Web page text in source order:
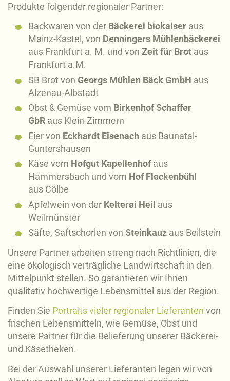
Produkte folgender regionaler Partner:
Backwaren von der Bäckerei biokaiser aus
Mainz-Kastel, von Denningers Mühlenbäckerei
aus Frankfurt a. M. und von Zeit für Brot aus
Frankfurt a.M.
SB Brot von Georgs Mühlen Bäck GmbH aus
Alzenau-Albstadt
Obst & Gemüse vom Birkenhof Schaffer
GbR aus Klein-Zimmern
Eier von Eckhardt Eisenach aus Baunatal-
Guntershausen
Käse vom Hofgut Kapellenhofaus
Hammersbach und vom Hof Fleckenbühl
aus Cölbe
Apfelwein von der Kelterei Heil aus
Weilmünster
Säfte, Saftschorlen von Steinkauz aus Beilstein
Unsere Partner arbeiten streng nach Richtlinien, die
eine ökologisch verträgliche Landwirtschaft in den
Mittelpunkt stellen. So garantieren wir Ihnen
qualitativ hochwertige Lebensmittel aus der Region.
Finden Sie Portraits vieler regionaler Lieferanten von
frischen Lebensmitteln, wie Gemüse, Obst und
unsere Partner für die Belieferung unserer Bäckerei-
und Käsetheken.
Bei der Auswahl unserer Lieferanten legen wir von